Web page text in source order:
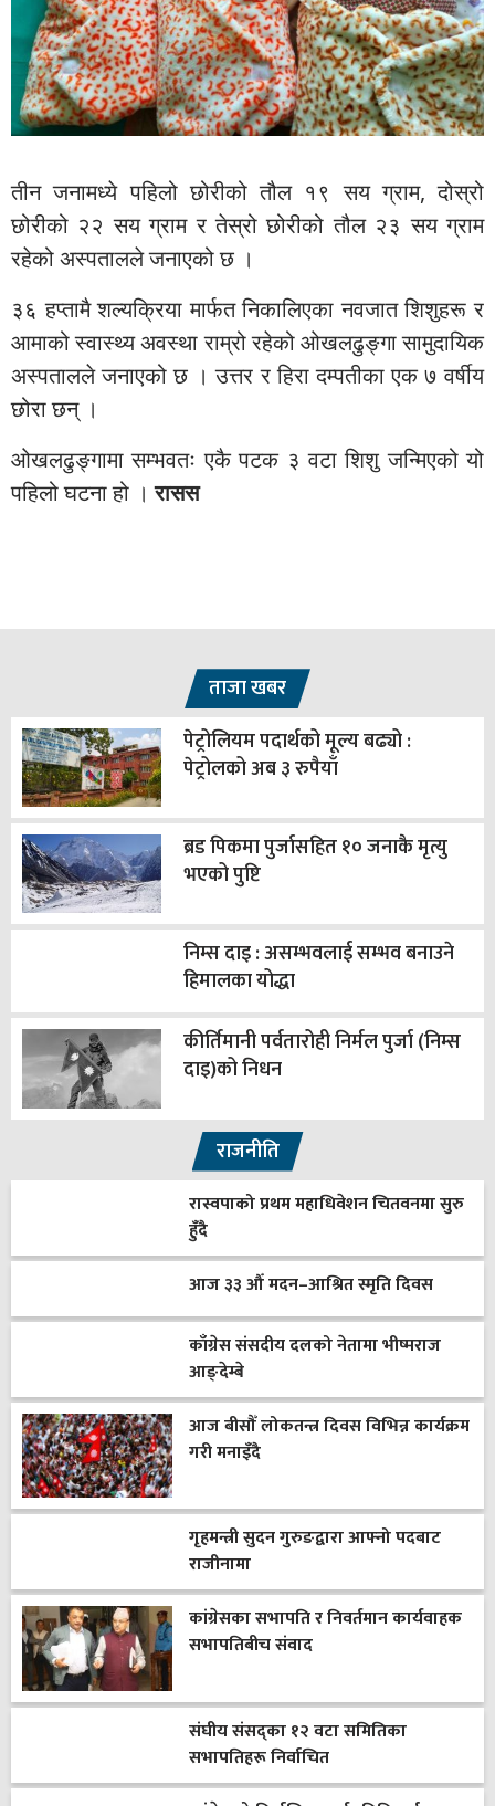
तीन जनामध्ये पहिलो छोरीको तौल १९ सय ग्राम, दोस्रो
छोरीको २२ सय ग्राम र तेस्रो छोरीको तौल २३ सय ग्राम
रहेको अस्पतालले जनाएको छ ।
३६ हप्तामै शल्यक्रिया मार्फत निकालिएका नवजात शिशुहरू र
आमाको स्वास्थ्य अवस्था राम्रो रहेको ओखलढुङ्गा सामुदायिक
अस्पतालले जनाएको छ । उत्तर र हिरा दम्पतीका एक ७ वर्षीय
छोरा छन् ।
ओखलढुङ्गामा सम्भवतः एकै पटक ३ वटा शिशु जन्मिएको यो
पहिलो घटना हो ।रासस
ताजा खबर
पेट्रोलियम पदार्थको मूल्य बढ्यो :
पेट्रोलको अब ३ रुपैयाँ
ब्रड पिकमा पुर्जासहित १० जनाकै मृत्यु
भएको पुष्टि
निम्स दाइ : असम्भवलाई सम्भव बनाउने
हिमालका योद्धा
कीर्तिमानी पर्वतारोही निर्मल पुर्जा (निम्स
दाइ)को निधन
राजनीति
रास्वपाको प्रथम महाधिवेशन चितवनमा सुरु
हुँदै
आज ३३ औँ मदन–आश्रित स्मृति दिवस
काँग्रेस संसदीय दलको नेतामा भीष्मराज
आङ्देम्बे
आज बीसौँ लोकतन्त्र दिवस विभिन्न कार्यक्रम
गरी मनाइँदै
गृहमन्त्री सुदन गुरुङद्वारा आफ्नो पदबाट
राजीनामा
कांग्रेसका सभापति र निवर्तमान कार्यवाहक
सभापतिबीच संवाद
संघीय संसद्का १२ वटा समितिका
सभापतिहरू निर्वाचित